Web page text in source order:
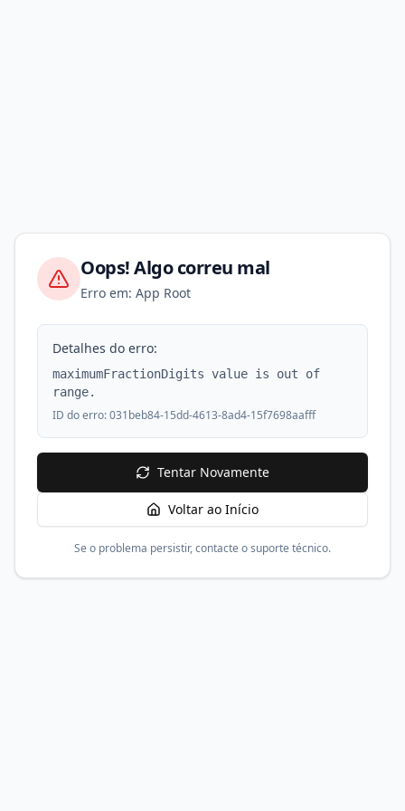
Oops! Algo correu mal
Erro em: App Root
Detalhes do erro:
maximumFractionDigits value is out of
range.
ID do erro:031beb84-15dd-4613-8ad4-15f7698aafff
Tentar Novamente
Voltar ao Início
Se o problema persistir, contacte o suporte técnico.